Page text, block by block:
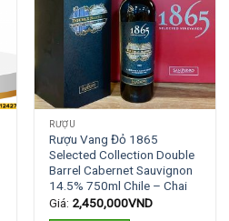
RƯỢU
Rượu Vang Đỏ 1865
Selected Collection Double
Barrel Cabernet Sauvignon
14.5% 750ml Chile – Chai
Giá: 2,450,000VND